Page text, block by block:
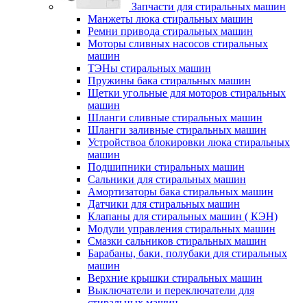
Запчасти для стиральных машин
Манжеты люка стиральных машин
Ремни привода стиральных машин
Моторы сливных насосов стиральных
машин
ТЭНы стиральных машин
Пружины бака стиральных машин
Щетки угольные для моторов стиральных
машин
Шланги сливные стиральных машин
Шланги заливные стиральных машин
Устройствоа блокировки люка стиральных
машин
Подшипники стиральных машин
Сальники для стиральных машин
Амортизаторы бака стиральных машин
Датчики для стиральных машин
Клапаны для стиральных машин ( КЭН)
Модули управления стиральных машин
Смазки сальников стиральных машин
Барабаны, баки, полубаки для стиральных
машин
Верхние крышки стиральных машин
Выключатели и переключатели для